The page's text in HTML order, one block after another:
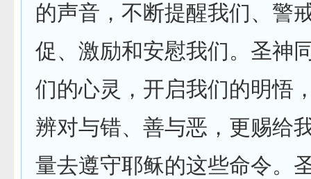
的声音，不断提醒我们、警
促、激励和安慰我们。圣神
们的心灵，开启我们的明悟
辨对与错、善与恶，更赐给
量去遵守耶稣的这些命令。